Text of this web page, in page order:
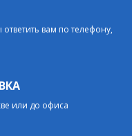
вам по телефону,
или до офиса